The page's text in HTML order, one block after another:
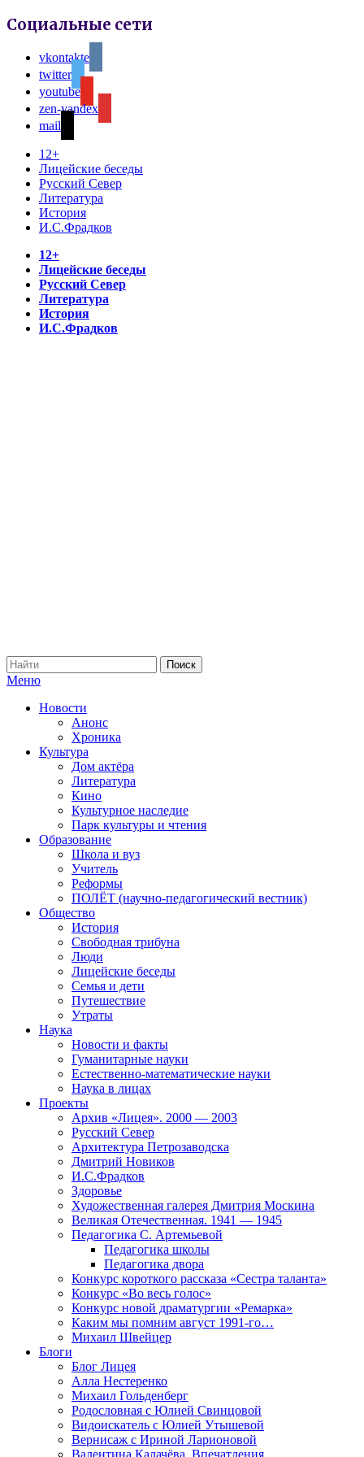
Социальные сети
vkontakte
twitter
youtube
zen-yandex
mail
12+
Лицейские беседы
Русский Север
Литература
История
И.С.Фрадков
12+
Лицейские беседы
Русский Север
Литература
История
И.С.Фрадков
Меню
Новости
Анонс
Хроника
Культура
Дом актёра
Литература
Кино
Культурное наследие
Парк культуры и чтения
Образование
Школа и вуз
Учитель
Реформы
ПОЛЁТ (научно-педагогический вестник)
Общество
История
Свободная трибуна
Люди
Лицейские беседы
Семья и дети
Путешествие
Утраты
Наука
Новости и факты
Гуманитарные науки
Естественно-математические науки
Наука в лицах
Проекты
Архив «Лицея». 2000 — 2003
Русский Север
Архитектура Петрозаводска
Дмитрий Новиков
И.С.Фрадков
Здоровье
Художественная галерея Дмитрия Москина
Великая Отечественная. 1941 — 1945
Педагогика С. Артемьевой
Педагогика школы
Педагогика двора
Конкурс короткого рассказа «Сестра таланта»
Конкурс «Во весь голос»
Конкурс новой драматургии «Ремарка»
Каким мы помним август 1991-го…
Михаил Швейцер
Блоги
Блог Лицея
Алла Нестеренко
Михаил Гольденберг
Родословная с Юлией Свинцовой
Видоискатель с Юлией Утышевой
Вернисаж с Ириной Ларионовой